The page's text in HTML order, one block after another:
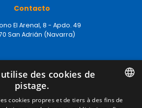
Contacto
El Arenal, 8 - Apdo. 49
San Adrián (Navarra)
SPANISH
des cookies de
pistage.
cookies propres et de tiers à des fins de